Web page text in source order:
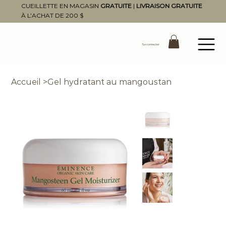
Se connecter
CUEILLETTE EN MAGASIN GRATUITE| LIVRAISON GRATUITE
À L’ACHAT DE 200 $
Accueil >Gel hydratant au mangoustan